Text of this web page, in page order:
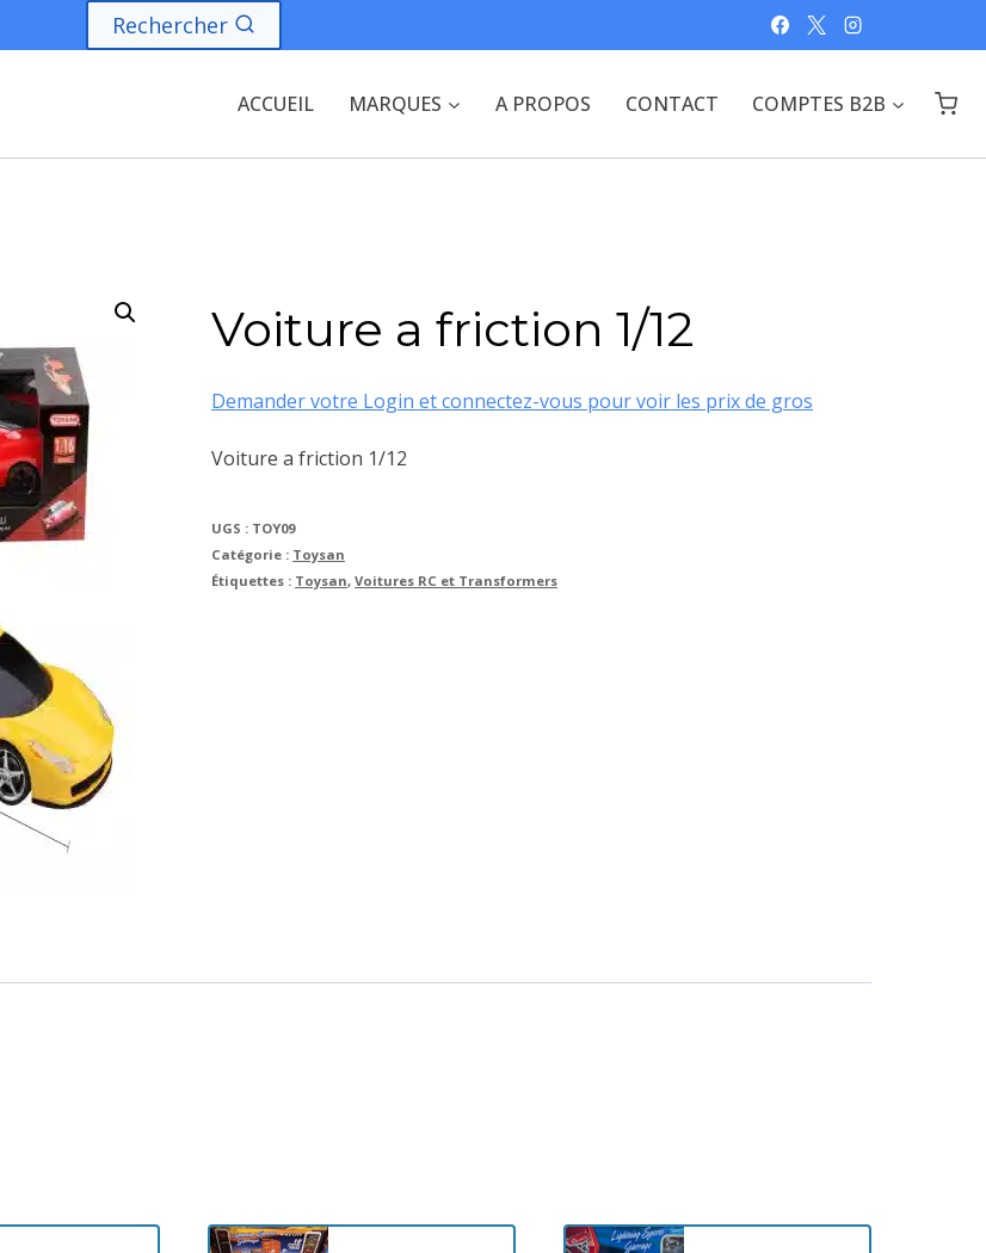
Rechercher
ACCUEIL MARQUES A PROPOS CONTACT COMPTES B2B
Voiture a friction 1/12
Demander votre Login et connectez-vous pour voir les prix de gros
Voiture a friction 1/12
UGS : TOY09
Catégorie : Toysan
Étiquettes : Toysan,Voitures RC et Transformers